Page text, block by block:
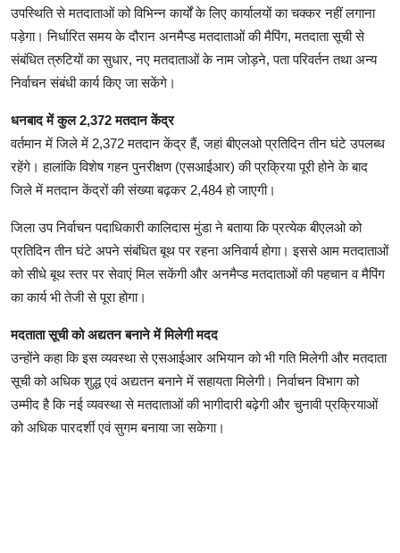
उपस्थिति से मतदाताओं को विभिन्न कार्यों के लिए कार्यालयों का चक्कर नहीं लगाना
पड़ेगा। निर्धारित समय के दौरान अनमैप्ड मतदाताओं की मैपिंग, मतदाता सूची से
संबंधित त्रुटियों का सुधार, नए मतदाताओं के नाम जोड़ने, पता परिवर्तन तथा अन्य
निर्वाचन संबंधी कार्य किए जा सकेंगे।
धनबाद में कुल 2,372 मतदान केंद्र
वर्तमान में जिले में 2,372 मतदान केंद्र हैं, जहां बीएलओ प्रतिदिन तीन घंटे उपलब्ध
रहेंगे। हालांकि विशेष गहन पुनरीक्षण (एसआईआर) की प्रक्रिया पूरी होने के बाद
जिले में मतदान केंद्रों की संख्या बढ़कर 2,484 हो जाएगी।
जिला उप निर्वाचन पदाधिकारी कालिदास मुंडा ने बताया कि प्रत्येक बीएलओ को
प्रतिदिन तीन घंटे अपने संबंधित बूथ पर रहना अनिवार्य होगा। इससे आम मतदाताओं
को सीधे बूथ स्तर पर सेवाएं मिल सकेंगी और अनमैप्ड मतदाताओं की पहचान व मैपिंग
का कार्य भी तेजी से पूरा होगा।
मदताता सूची को अद्यतन बनाने में मिलेगी मदद
उन्होंने कहा कि इस व्यवस्था से एसआईआर अभियान को भी गति मिलेगी और मतदाता
सूची को अधिक शुद्ध एवं अद्यतन बनाने में सहायता मिलेगी। निर्वाचन विभाग को
उम्मीद है कि नई व्यवस्था से मतदाताओं की भागीदारी बढ़ेगी और चुनावी प्रक्रियाओं
को अधिक पारदर्शी एवं सुगम बनाया जा सकेगा।